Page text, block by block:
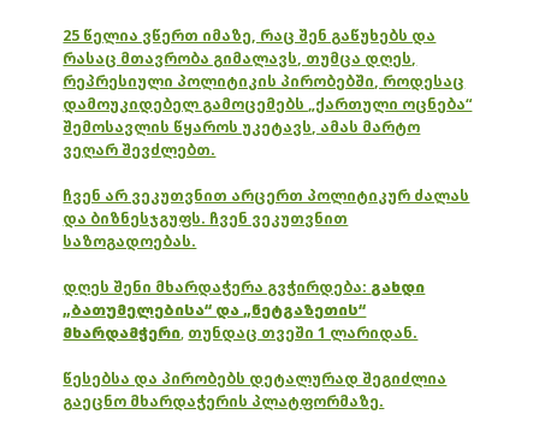
25 წელია ვწერთ იმაზე, რაც შენ გაწუხებს და
რასაც მთავრობა გიმალავს, თუმცა დღეს,
რეპრესიული პოლიტიკის პირობებში, როდესაც
დამოუკიდებელ გამოცემებს „ქართული ოცნება“
შემოსავლის წყაროს უკეტავს, ამას მარტო
ვეღარ შევძლებთ.
ჩვენ არ ვეკუთვნით არცერთ პოლიტიკურ ძალას
და ბიზნესჯგუფს. ჩვენ ვეკუთვნით
საზოგადოებას.
დღეს შენი მხარდაჭერა გვჭირდება: გახდი
„ბათუმელებისა“ და „ნეტგაზეთის“
მხარდამჭერი, თუნდაც თვეში 1 ლარიდან.
წესებსა და პირობებს დეტალურად შეგიძლია
გაეცნო მხარდაჭერის პლატფორმაზე.